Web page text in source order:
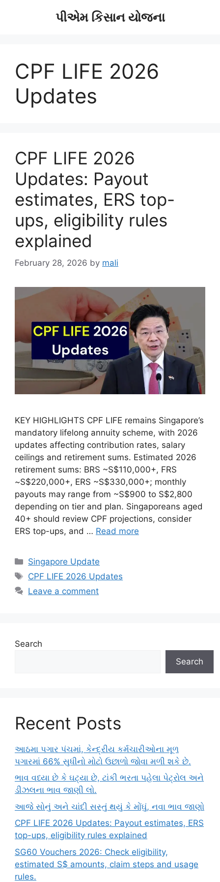
પીએમ કિસાન યોજના
CPF LIFE 2026
Updates
CPF LIFE 2026
Updates: Payout
estimates, ERS top-
ups, eligibility rules
explained
February 28, 2026 by mali
KEY HIGHLIGHTS CPF LIFE remains Singapore’s
mandatory lifelong annuity scheme, with 2026
updates affecting contribution rates, salary
ceilings and retirement sums. Estimated 2026
retirement sums: BRS ~S$110,000+, FRS
~S$220,000+, ERS ~S$330,000+; monthly
payouts may range from ~S$900 to S$2,800
depending on tier and plan. Singaporeans aged
40+ should review CPF projections, consider
ERS top-ups, and … Read more
Categories
Singapore Update
Tags
CPF LIFE 2026 Updates
Leave a comment
Search
Search
Recent Posts
આઠમા પગાર પંચમાં, કેન્દ્રીય કર્મચારીઓના મૂળ
પગારમાં 66% સુધીનો મોટો ઉછાળો જોવા મળી શકે છે.
ભાવ વધ્યા છે કે ઘટ્યા છે, ટાંકી ભરતા પહેલા પેટ્રોલ અને
ડીઝલના ભાવ જાણી લો.
આજે સોનું અને ચાંદી સસ્તું થયું કે મોંઘું, નવા ભાવ જાણો
CPF LIFE 2026 Updates: Payout estimates, ERS
top-ups, eligibility rules explained
SG60 Vouchers 2026: Check eligibility,
estimated S$ amounts, claim steps and usage
rules.